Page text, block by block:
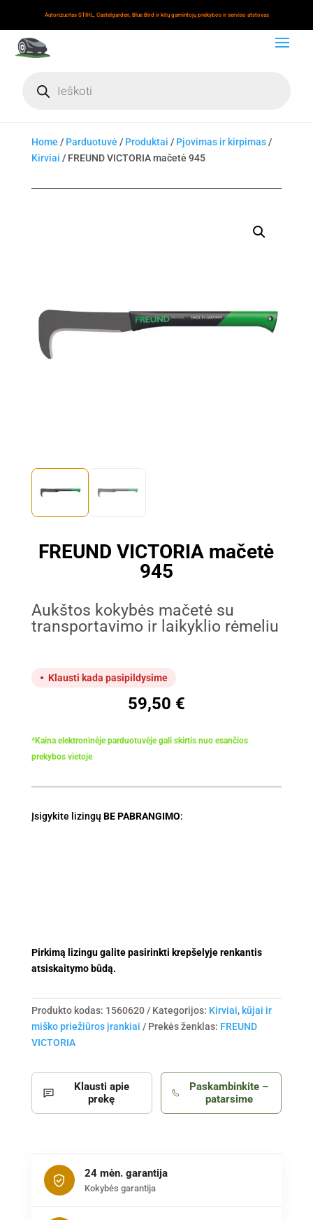
Autorizuotas STIHL, Castelgarden, Blue Bird ir kitų gamintojų prekybos ir serviso atstovas
search
Home / Parduotuvė / Produktai / Pjovimas ir kirpimas/
Kirviai / FREUND VICTORIA mačetė 945
FREUND VICTORIA mačetė
945
Aukštos kokybės mačetė su
transportavimo ir laikyklio rėmeliu
Klausti kada pasipildysime
59,50 €
*Kaina elektroninėje parduotuvėje gali skirtis nuo esančios
prekybos vietoje
Įsigykite lizingų BE PABRANGIMO:
Pirkimą lizingu galite pasirinkti krepšelyje renkantis
atsiskaitymo būdą.
Produkto kodas: 1560620 Kategorijos: Kirviai, kūjai ir
miško priežiūros įrankiai
Prekės ženklas: FREUND
VICTORIA
Klausti apie
prekę
Paskambinkite –
patarsime
24 mėn. garantija
Kokybės garantija